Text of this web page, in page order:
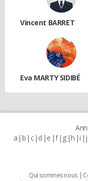
Vincent BARRET
Eva MARTY SIDIBÉ
a b c d e f g h i j
Qui sommes nous